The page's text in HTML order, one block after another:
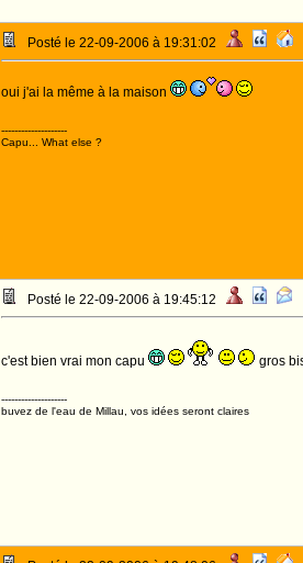
Posté le 22-09-2006 à 19:31:02
oui j'ai la même à la maison
--------------------
Capu... What else ?
Posté le 22-09-2006 à 19:45:12
c'est bien vrai mon capu gros
--------------------
buvez de l'eau de Millau, vos idées seront claires